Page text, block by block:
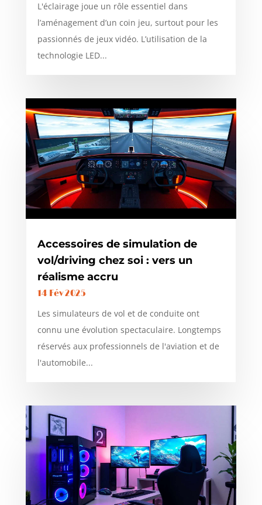
L'éclairage joue un rôle essentiel dans
l’aménagement d’un coin jeu, surtout pour les
passionnés de jeux vidéo. L’utilisation de la
technologie LED...
Accessoires de simulation de
vol/driving chez soi : vers un
réalisme accru
14 Fév 2025
Les simulateurs de vol et de conduite ont
connu une évolution spectaculaire. Longtemps
réservés aux professionnels de l'aviation et de
l'automobile...